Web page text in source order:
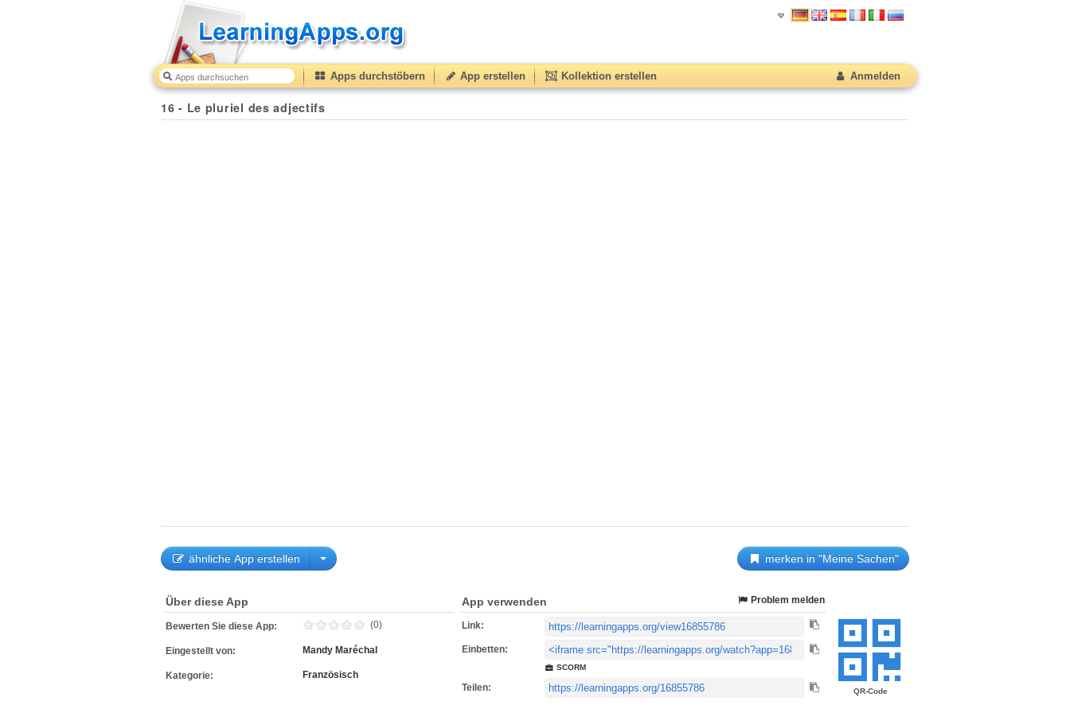
Apps durchstöbern App erstellen Kollektion erstellen Anmelden
16 - Le pluriel des adjectifs
ähnliche App erstellen merken in "Meine Sachen"
QR-Code
Über diese App
Bewerten Sie diese App: (0)
Eingestellt von: Mandy Maréchal
Kategorie: Französisch
App verwenden Problem melden
Link:
Einbetten:
SCORM
Teilen: